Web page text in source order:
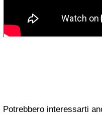
Potrebbero interessarti